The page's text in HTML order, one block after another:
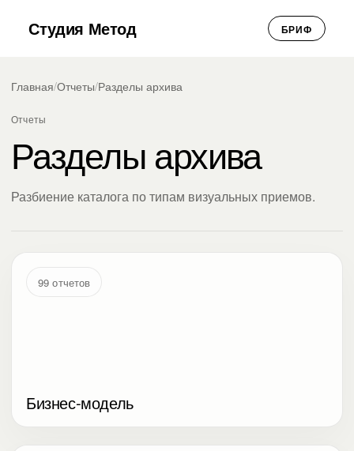
Студия Метод БРИФ
Главная/Отчеты/Разделы архива
Отчеты
Разделы архива
Разбиение каталога по типам визуальных приемов.
99 отчетов
Бизнес-модель